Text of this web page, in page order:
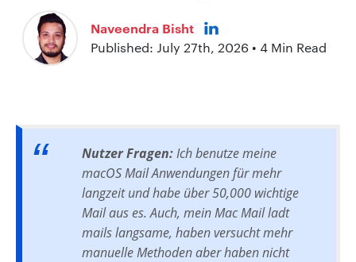
Naveendra Bisht
Published: July 27th, 2026 • 4 Min Read
Nutzer Fragen:Ich benutze meine
macOS Mail Anwendungen für mehr
langzeit und habe über 50,000 wichtige
Mail aus es. Auch, mein Mac Mail ladt
mails langsame, haben versucht mehr
manuelle Methoden aber haben nicht